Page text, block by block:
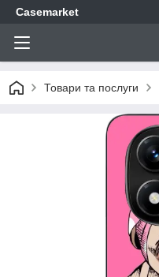
Casemarket
Товари та послуги